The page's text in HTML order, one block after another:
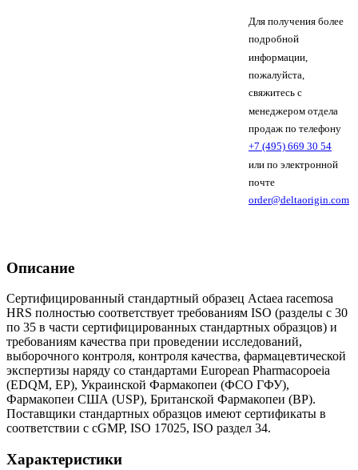
Для получения более
подробной
информации,
пожалуйста,
свяжитесь с
менеджером отдела
продаж по телефону
+7 (495) 669 30 54
или по электронной
почте
order@deltaorigin.com
Описание
Сертифицированный стандартный образец Actaea racemosa
HRS полностью соответствует требованиям ISO (разделы с 30
по 35 в части сертифицированных стандартных образцов) и
требованиям качества при проведении исследований,
выборочного контроля, контроля качества, фармацевтической
экспертизы наряду со стандартами European Pharmacopoeia
(EDQM, EP), Украинской Фармакопеи (ФСО ГФУ),
Фармакопеи США (USP), Британской Фармакопеи (BP).
Поставщики стандартных образцов имеют сертификаты в
соответствии с cGMP, ISO 17025, ISO раздел 34.
Характеристики